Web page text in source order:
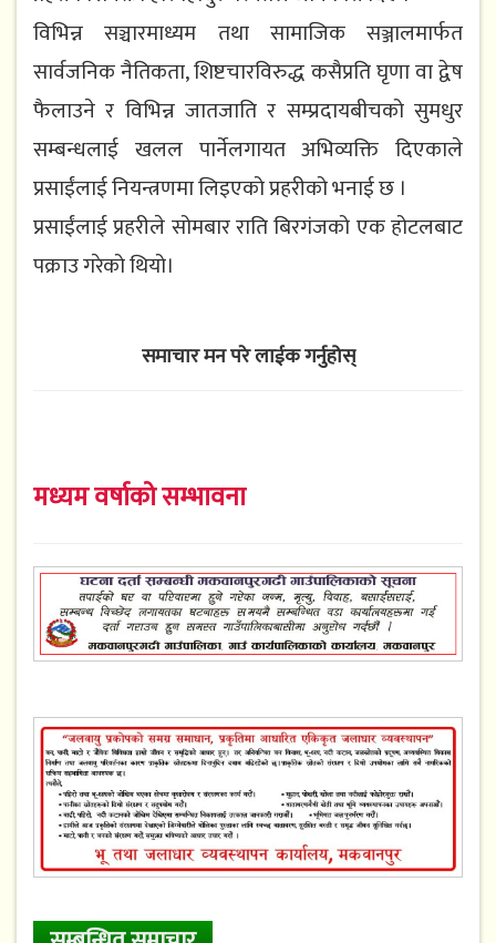
विभिन्न सञ्चारमाध्यम तथा सामाजिक सञ्जालमार्फत
सार्वजनिक नैतिकता, शिष्टचारविरुद्ध कसैप्रति घृणा वा द्वेष
फैलाउने र विभिन्न जातजाति र सम्प्रदायबीचको सुमधुर
सम्बन्धलाई खलल पार्नेलगायत अभिव्यक्ति दिएकाले
प्रसाईंलाई नियन्त्रणमा लिइएको प्रहरीको भनाई छ ।
प्रसाईंलाई प्रहरीले सोमबार राति बिरगंजको एक होटलबाट
पक्राउ गरेको थियो।
समाचार मन परे लाईक गर्नुहोस्
मध्यम वर्षाको सम्भावना